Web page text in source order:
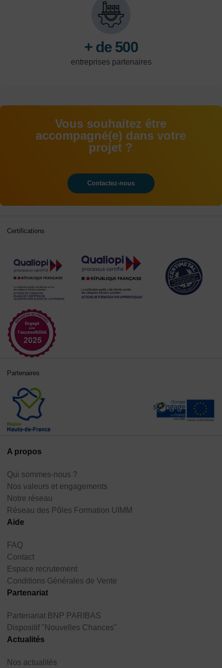
logistique
+ de 500
entreprises partenaires
Vous souhaitez être
accompagné(e) dans votre
projet ?
Contactez-nous
A propos
Qui sommes-nous ?
Nos valeurs et engagements
Notre réseau
Réseau des Pôles Formation UIMM
Aide
FAQ
Contact
Espace recrutement
Conditions Générales de Vente
Partenariat
Partenariat BNP PARIBAS
Dispositif "Nouvelles Chances"
Actualités
Nos actualités
Certifications
Partenaires